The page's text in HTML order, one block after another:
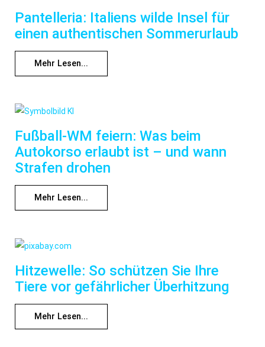
Pantelleria: Italiens wilde Insel für
einen authentischen Sommerurlaub
Mehr Lesen...
Fußball-WM feiern: Was beim
Autokorso erlaubt ist – und wann
Strafen drohen
Mehr Lesen...
Hitzewelle: So schützen Sie Ihre
Tiere vor gefährlicher Überhitzung
Mehr Lesen...